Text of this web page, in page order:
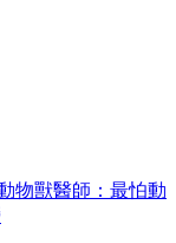
物獸醫師：最怕動